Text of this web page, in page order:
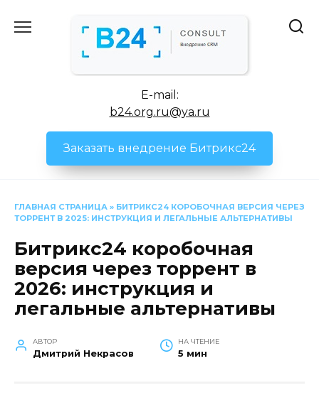
E-mail:
b24.org.ru@ya.ru
Заказать внедрение Битрикс24
ГЛАВНАЯ СТРАНИЦА » БИТРИКС24 КОРОБОЧНАЯ ВЕРСИЯ ЧЕРЕЗ
ТОРРЕНТ В 2025: ИНСТРУКЦИЯ И ЛЕГАЛЬНЫЕ АЛЬТЕРНАТИВЫ
Битрикс24 коробочная
версия через торрент в
2026: инструкция и
легальные альтернативы
АВТОР
Дмитрий Некрасов
НА ЧТЕНИЕ
5 мин